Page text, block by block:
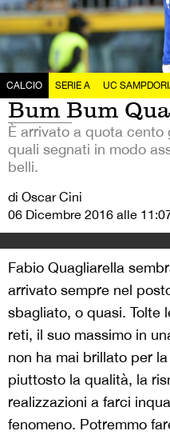
CALCIO SERIE A UC
Bum Bum
È arrivato a quota cento
quali segnati in modo
belli.
di Oscar Cini
06 Dicembre 2016 alle
Fabio Quagliarella
arrivato sempre nel
sbagliato, o quasi. Tolte
reti, il suo massimo in
non ha mai brillato per
piuttosto la qualità, la
realizzazioni a farci
fenomeno. Potremmo